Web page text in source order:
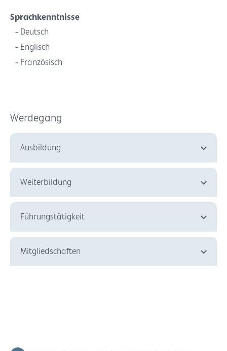
Sprachkenntnisse
Deutsch
Englisch
Französisch
Werdegang
Ausbildung
Weiterbildung
Führungstätigkeit
Mitgliedschaften